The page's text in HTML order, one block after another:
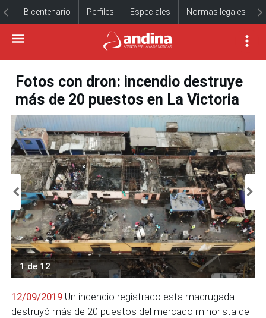
Bicentenario Perfiles Especiales Normas legales
Fotos con dron: incendio destruye
más de 20 puestos en La Victoria
1 de 12
12/09/2019 Un incendio registrado esta madrugada
destruyó más de 20 puestos del mercado minorista de